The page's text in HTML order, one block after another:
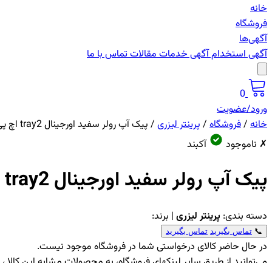
خانه
فروشگاه
آگهی‌ها
آگهی استخدامآگهی خدماتمقالاتتماس با ما
0
ورود/عضویت
خانه /فروشگاه / پرینتر لیزری / پیک آپ رولر سفید اورجینال tray2 اچ پی 4014
✗ ناموجود
آکبند
پیک آپ رولر سفید اورجینال tray2 اچ پی 4014
دسته بندی: پرینتر لیزری | برند:
📞 تماس بگیرید تماس بگیرید
در حال حاضر کالای درخواستی شما در فروشگاه موجود نیست.